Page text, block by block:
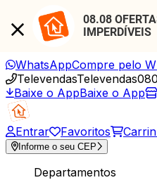
08.08
IMPERDÍVEIS
WhatsAppCompre pelo
TelevendasTelevendas
Baixe o AppBaixe o App
Entrar Favoritos
Informe o seu CEP
Departamentos